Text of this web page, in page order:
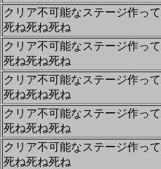
クリア不可能なステージ作っ
死ね死ね死ね
クリア不可能なステージ作っ
死ね死ね死ね
クリア不可能なステージ作っ
死ね死ね死ね
クリア不可能なステージ作っ
死ね死ね死ね
クリア不可能なステージ作っ
死ね死ね死ね